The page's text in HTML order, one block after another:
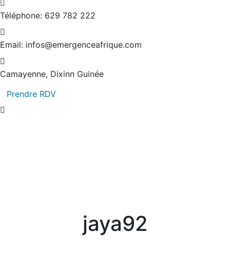
Téléphone: 629 782 222
Email: infos@emergenceafrique.com
Camayenne, Dixinn Guinée
Prendre RDV
jaya92